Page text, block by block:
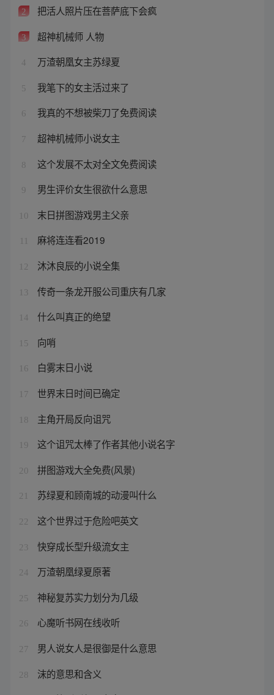
2 把活人照片压在菩萨底下会疯
3 超神机械师 人物
4 万渣朝凰女主苏绿夏
5 我笔下的女主活过来了
6 我真的不想被柴刀了免费阅读
7 超神机械师小说女主
8 这个发展不太对全文免费阅读
9 男生评价女生很欲什么意思
10 末日拼图游戏男主父亲
麻将连连看2019
12 沐沐良辰的小说全集
13 传奇一条龙开服公司重庆有几家
14 什么叫真正的绝望
15 向哨
16 白雾末日小说
17 世界末日时间已确定
18 主角开局反向诅咒
19 这个诅咒太棒了作者其他小说名字
20 拼图游戏大全免费(风景)
21 苏绿夏和顾南城的动漫叫什么
22 这个世界过于危险吧英文
23 快穿成长型升级流女主
24 万渣朝凰绿夏原著
25 神秘复苏实力划分为几级
26 心魔听书网在线收听
27 男人说女人是很御是什么意思
28 沫的意思和含义